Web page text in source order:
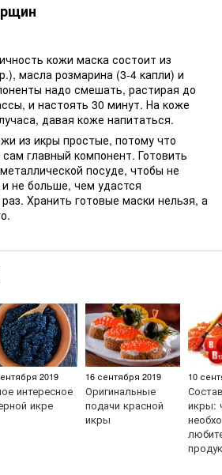
кожи маска состоит из
масла розмарина (3-4 капли) и
надо смешать, растирая до
и настоять 30 минут. На коже
давая коже напитаться.
из икры простые, потому что
главный компонент. Готовить
посуде, чтобы не
не больше, чем удастся
Хранить готовые маски нельзя, а
2019
интересное
икре
16 сентября 2019
Оригинальные
подачи красной
икры
10
икры: